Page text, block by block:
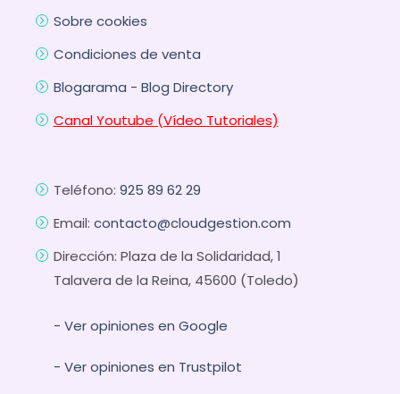
Sobre cookies
Condiciones de venta
Blogarama - Blog Directory
Canal Youtube (Vídeo Tutoriales)
Teléfono: 925 89 62 29
Email: contacto@cloudgestion.com
Dirección: Plaza de la Solidaridad, 1
Talavera de la Reina, 45600 (Toledo)
- Ver opiniones en Google
- Ver opiniones en Trustpilot